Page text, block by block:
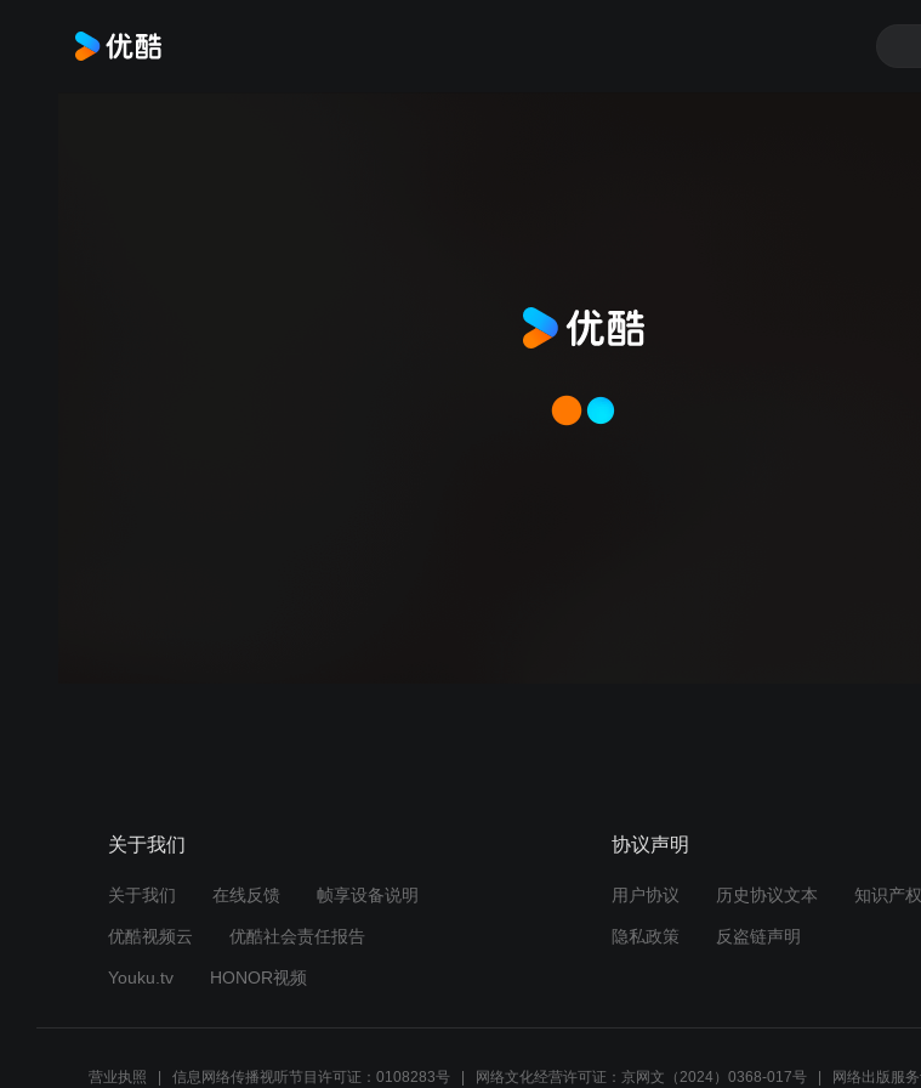
关于我们
关于我们 在线反馈 帧享设备说明
优酷视频云 优酷社会责任报告
Youku.tv HONOR视频
协议声明
用户协议 历史协议文本 知识产
隐私政策 反盗链声明
营业执照 信息网络传播视听节目许可证：0108283号 网络文化经营许可证：京网文（2024）0368-017号 网络出版服